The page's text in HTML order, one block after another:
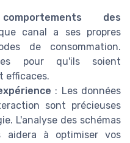
des
canal a ses propres
de consommation.
pour qu'ils soient
efficaces.
: Les données
sont précieuses
L'analyse des schémas
aidera à optimiser vos